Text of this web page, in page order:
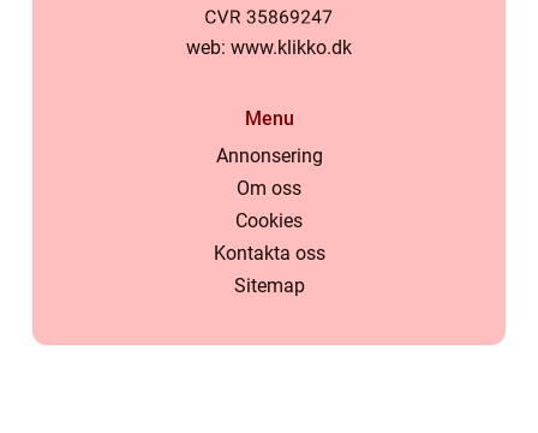
web: www.klikko.dk
Menu
Annonsering
Om oss
Cookies
Kontakta oss
Sitemap